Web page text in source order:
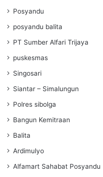
Posyandu
posyandu balita
PT Sumber Alfari Trijaya
puskesmas
Singosari
Siantar – Simalungun
Polres sibolga
Bangun Kemitraan
Balita
Ardimulyo
Alfamart Sahabat Posyandu